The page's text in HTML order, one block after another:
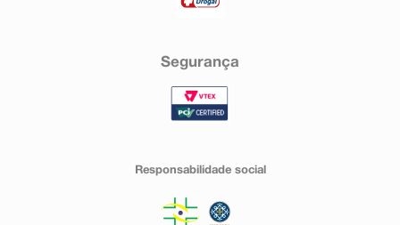
Segurança
Responsabilidade social